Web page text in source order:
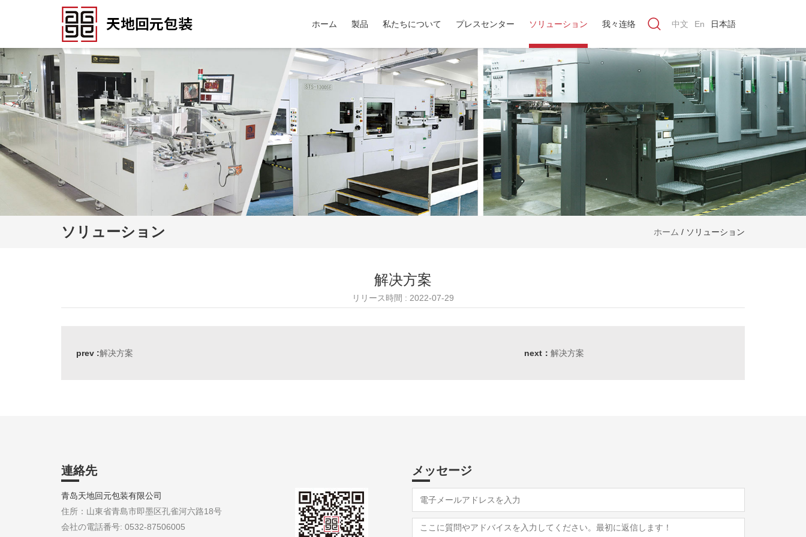
ホーム 製品 私たちについて プレスセンター ソリューション 我々连络 中文 En 日本語
ソリューション ホーム / ソリューション
解决方案
リリース時間 : 2022-07-29
prev :解决方案 next： 解决方案
連絡先
青岛天地回元包装有限公司
住所：山東省青島市即墨区孔雀河六路18号
会社の電話番号: 0532-87506005
メッセージ